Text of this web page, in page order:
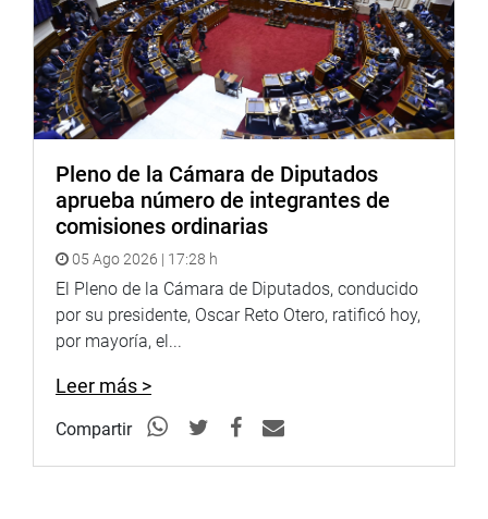
Pleno de la Cámara de Diputados
aprueba número de integrantes de
comisiones ordinarias
05 Ago 2026 | 17:28 h
El Pleno de la Cámara de Diputados, conducido
por su presidente, Oscar Reto Otero, ratificó hoy,
por mayoría, el...
Leer más >
Compartir